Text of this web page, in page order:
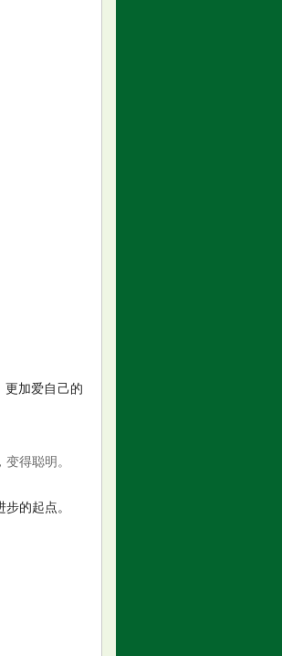
更加爱自己的
得聪明。
的起点。